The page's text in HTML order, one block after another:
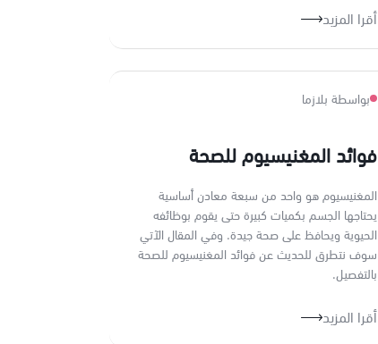
أقرا المزيد
بواسطة بلازما
فوائد المغنيسيوم للصحة
المغنيسيوم هو واحد من سبعة معادن أساسية
يحتاجها الجسم بكميات كبيرة حتى يقوم بوظائفه
الحيوية ويحافظ على صحة جيدة. وفي المقال الآتي
سوف نتطرق للحديث عن فوائد المغنيسيوم للصحة
بالتفصيل.
أقرا المزيد